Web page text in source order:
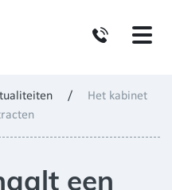
/
Het kabinet
een